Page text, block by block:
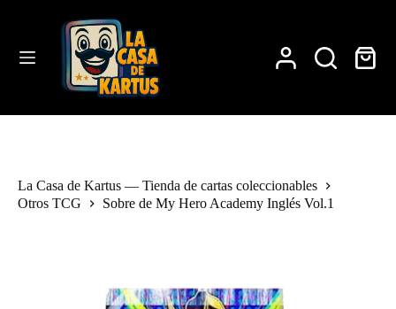
Carro
La Casa de Kartus — Tienda de cartas coleccionables
Otros TCG
Sobre de My Hero Academy Inglés Vol.1